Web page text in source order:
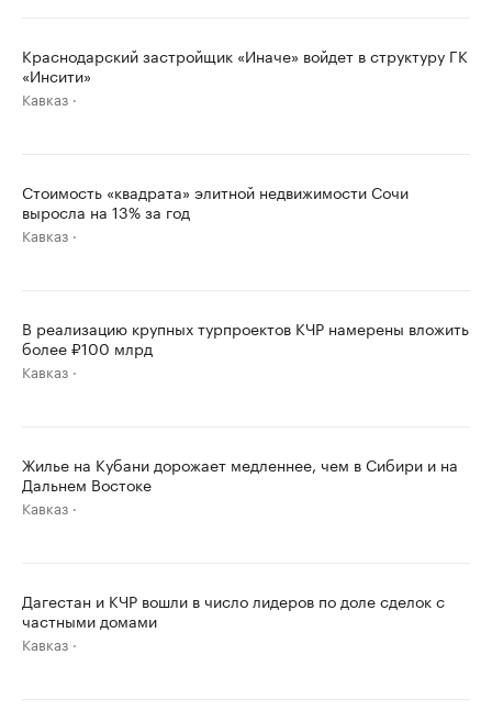
Краснодарский застройщик «Иначе» войдет в структуру ГК
«Инсити»
Кавказ
Стоимость «квадрата» элитной недвижимости Сочи
выросла на 13% за год
Кавказ
В реализацию крупных турпроектов КЧР намерены вложить
более ₽100 млрд
Кавказ
Жилье на Кубани дорожает медленнее, чем в Сибири и на
Дальнем Востоке
Кавказ
Дагестан и КЧР вошли в число лидеров по доле сделок с
частными домами
Кавказ